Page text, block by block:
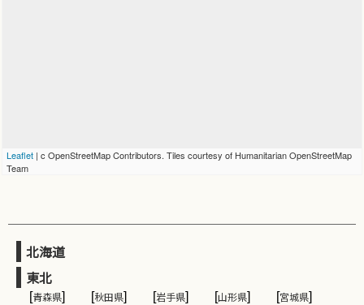
Leaflet | c OpenStreetMap Contributors. Tiles courtesy of Humanitarian OpenStreetMap
Team
北海道
東北
[青森県] [秋田県] [岩手県] [山形県] [宮城県]